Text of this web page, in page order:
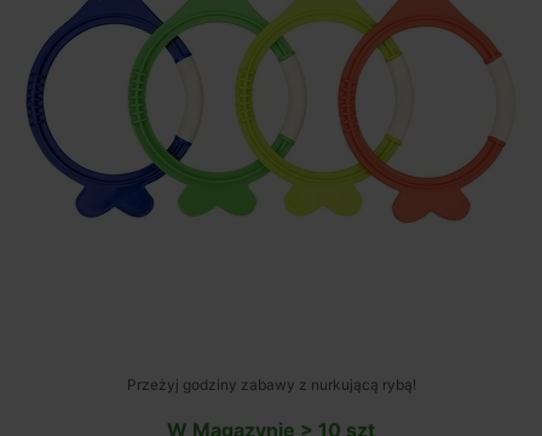
Przeżyj godziny zabawy z nurkującą rybą!
W Magazynie > 10 szt